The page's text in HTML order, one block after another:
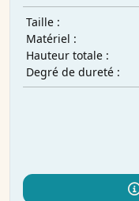
Taille :
Matériel :
Hauteur totale :
Degré de dureté :